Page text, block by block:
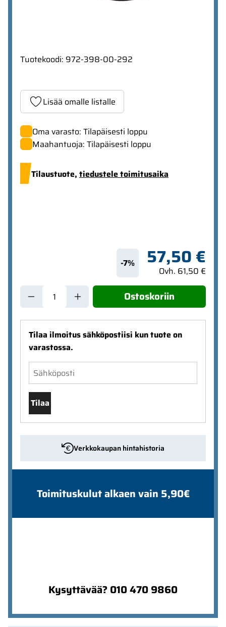
Tuotekoodi: 972-398-00-292
Lisää omalle listalle
Oma varasto: Tilapäisesti loppu
Maahantuoja: Tilapäisesti loppu
Tilaustuote, tiedustele toimitusaika
-7% 57,50 €
Ovh. 61,50 €
Ostoskoriin
Tilaa ilmoitus sähköpostiisi kun tuote on
varastossa.
Tilaa
Verkkokaupan hintahistoria
Toimituskulut alkaen vain 5,90€
Kysyttävää? 010 470 9860